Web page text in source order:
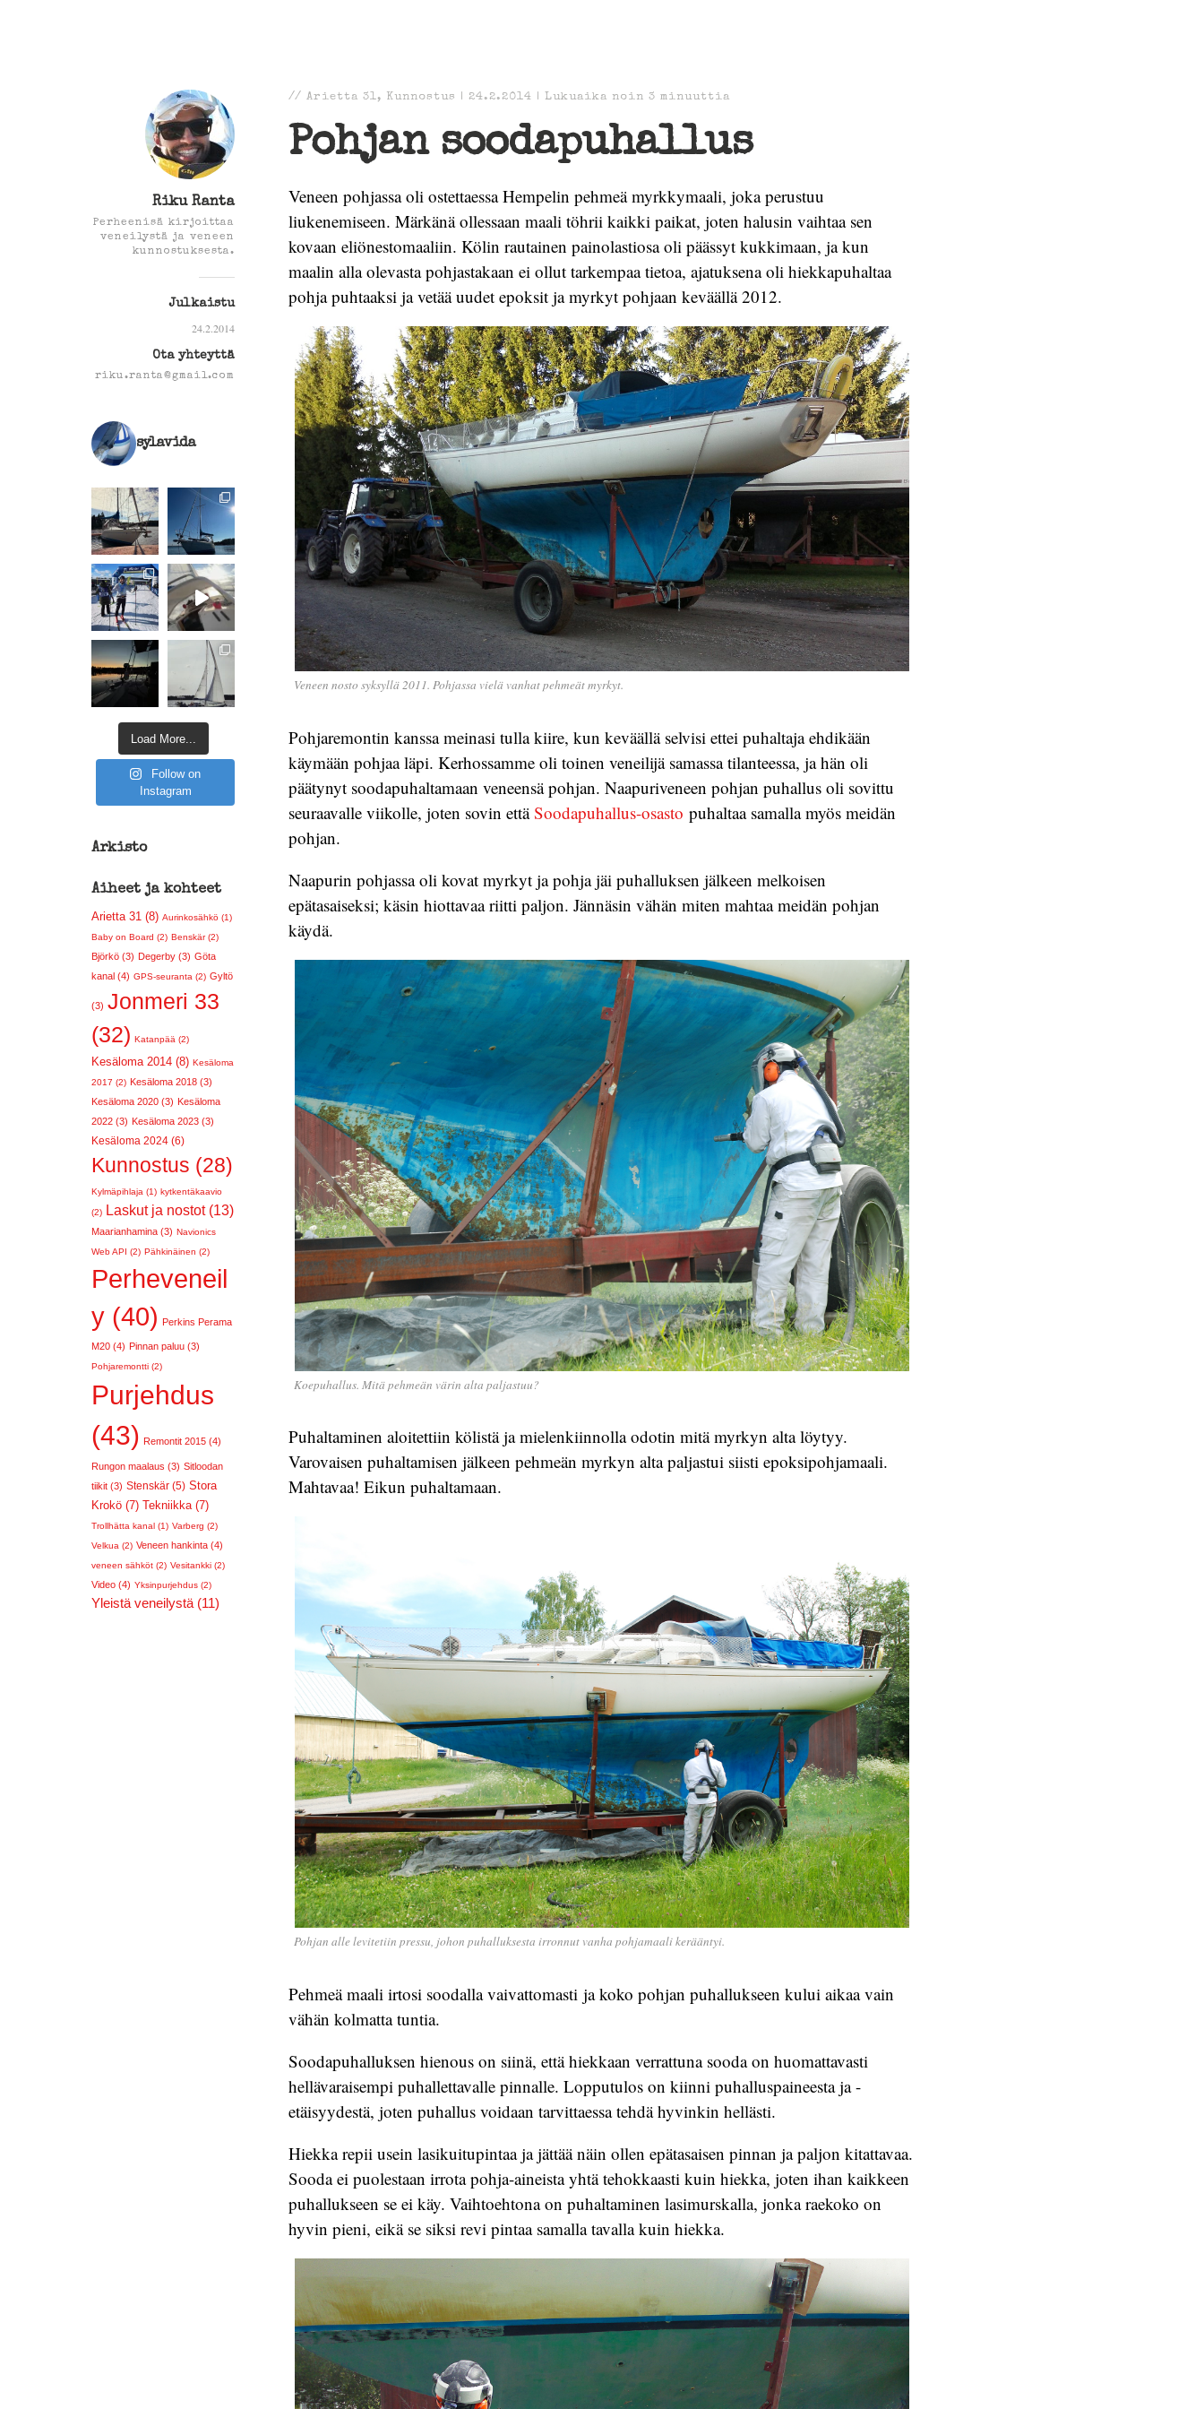
Riku Ranta
Perheenisä kirjoittaa
veneilystä ja veneen
kunnostuksesta.
Julkaistu
24.2.2014
// Arietta 31, Kunnostus | 24.2.2014 | Lukuaika noin 3 minuuttia
Pohjan soodapuhallus
Veneen pohjassa oli ostettaessa Hempelin pehmeä myrkkymaali, joka perustuu
liukenemiseen. Märkänä ollessaan maali töhrii kaikki paikat, joten halusin vaihtaa sen
kovaan eliönestomaaliin. Kölin rautainen painolastiosa oli päässyt kukkimaan, ja kun
maalin alla olevasta pohjastakaan ei ollut tarkempaa tietoa, ajatuksena oli hiekkapuhaltaa
pohja puhtaaksi ja vetää uudet epoksit ja myrkyt pohjaan keväällä 2012.
Veneen nosto syksyllä 2011. Pohjassa vielä vanhat pehmeät myrkyt.
Pohjaremontin kanssa meinasi tulla kiire, kun keväällä selvisi ettei puhaltaja ehdikään
käymään pohjaa läpi. Kerhossamme oli toinen veneilijä samassa tilanteessa, ja hän oli
päätynyt soodapuhaltamaan veneensä pohjan. Naapuriveneen pohjan puhallus oli sovittu
seuraavalle viikolle, joten sovin ettäSoodapuhallus-osasto puhaltaa samalla myös meidän
pohjan.
Naapurin pohjassa oli kovat myrkyt ja pohja jäi puhalluksen jälkeen melkoisen
epätasaiseksi; käsin hiottavaa riitti paljon. Jännäsin vähän miten mahtaa meidän pohjan
käydä.
Koepuhallus. Mitä pehmeän värin alta paljastuu?
Puhaltaminen aloitettiin kölistä ja mielenkiinnolla odotin mitä myrkyn alta löytyy.
Varovaisen puhaltamisen jälkeen pehmeän myrkyn alta paljastui siisti epoksipohjamaali.
Mahtavaa! Eikun puhaltamaan.
Pohjan alle levitetiin pressu, johon puhalluksesta irronnut vanha pohjamaali kerääntyi.
Pehmeä maali irtosi soodalla vaivattomasti ja koko pohjan puhallukseen kului aikaa vain
vähän kolmatta tuntia.
Soodapuhalluksen hienous on siinä, että hiekkaan verrattuna sooda on huomattavasti
hellävaraisempi puhallettavalle pinnalle. Lopputulos on kiinni puhalluspaineesta ja -
etäisyydestä, joten puhallus voidaan tarvittaessa tehdä hyvinkin hellästi.
Hiekka repii usein lasikuitupintaa ja jättää näin ollen epätasaisen pinnan ja paljon kitattavaa.
Sooda ei puolestaan irrota pohja-aineista yhtä tehokkaasti kuin hiekka, joten ihan kaikkeen
puhallukseen se ei käy. Vaihtoehtona on puhaltaminen lasimurskalla, jonka raekoko on
hyvin pieni, eikä se siksi revi pintaa samalla tavalla kuin hiekka.
Ota yhteyttä
riku.ranta@gmail.com
sylavida
Load More...
Follow on
Instagram
Arkisto
Aiheet ja kohteet
Arietta 31 (8) Aurinkosähkö (1)
Baby on Board (2) Benskär (2)
Björkö (3) Degerby (3) Göta
kanal (4) GPS-seuranta (2) Gyltö
(3) Jonmeri 33
(32) Katanpää (2)
Kesäloma 2014 (8) Kesäloma
2017 (2) Kesäloma 2018 (3)
Kesäloma 2020 (3) Kesäloma
2022 (3) Kesäloma 2023 (3)
Kesäloma 2024 (6)
Kunnostus (28)
Kylmäpihlaja (1) kytkentäkaavio
(2) Laskut ja nostot (13)
Maarianhamina (3) Navionics
Web API (2) Pähkinäinen (2)
Perheveneil
y (40) Perkins Perama
M20 (4) Pinnan paluu (3)
Pohjaremontti (2)
Purjehdus
(43) Remontit 2015 (4)
Rungon maalaus (3) Sitloodan
tiikit (3) Stenskär (5) Stora
Krokö (7) Tekniikka (7)
Trollhätta kanal (1) Varberg (2)
Velkua (2) Veneen hankinta (4)
veneen sähköt (2) Vesitankki (2)
Video (4) Yksinpurjehdus (2)
Yleistä veneilystä (11)